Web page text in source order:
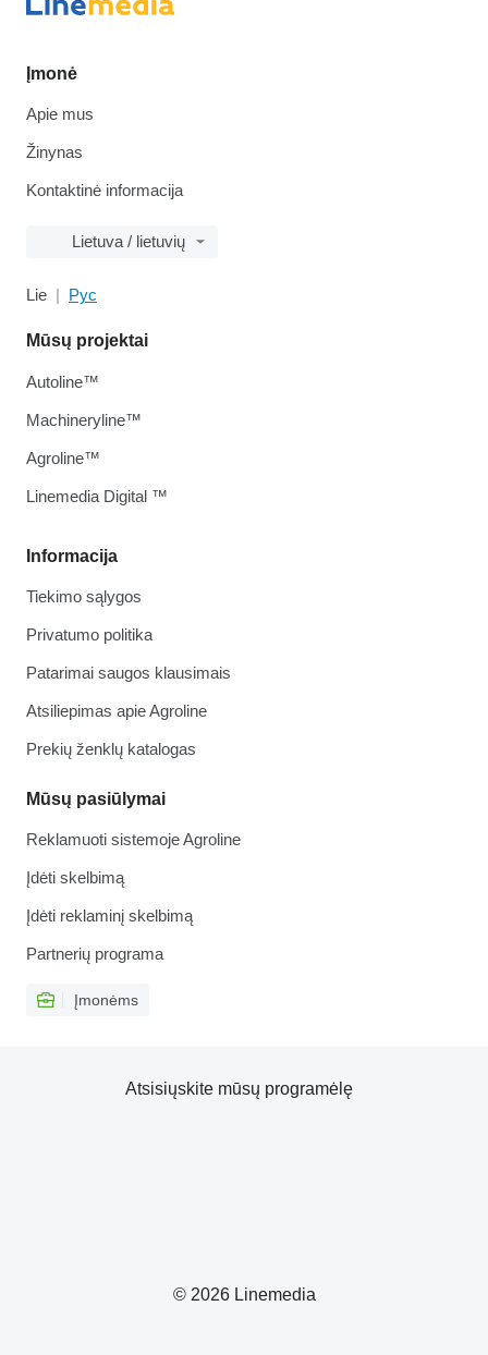
Įmonė
Apie mus
Žinynas
Kontaktinė informacija
Lietuva / lietuvių
Lie Рус
Informacija
Tiekimo sąlygos
Privatumo politika
Patarimai saugos klausimais
Atsiliepimas apie Agroline
Prekių ženklų katalogas
Mūsų pasiūlymai
Reklamuoti sistemoje Agroline
Įdėti skelbimą
Įdėti reklaminį skelbimą
Partnerių programa
Įmonėms
Mūsų projektai
Autoline™
Machineryline™
Agroline™
Linemedia Digital ™
© 2026 Linemedia
Atsisiųskite mūsų programėlę